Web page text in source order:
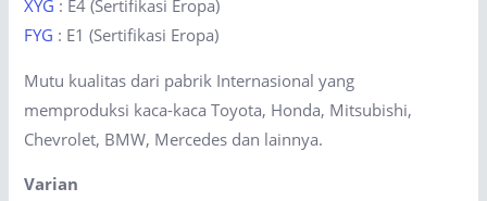
XYG : E4 (Sertifikasi Eropa)
FYG : E1 (Sertifikasi Eropa)
Mutu kualitas dari pabrik Internasional yang
memproduksi kaca-kaca Toyota, Honda, Mitsubishi,
Chevrolet, BMW, Mercedes dan lainnya.
Varian